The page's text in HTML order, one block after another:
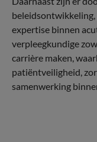
expertise binnen
verpleegkundige
carrière maken,
patiëntveiligheid,
samenwerking